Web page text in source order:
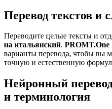
Перевод текстов и
Переводите целые тексты и
на итальянский. PROMT.One
варианты перевода, чтобы вы
точную и естественную
Нейронный
и терминология